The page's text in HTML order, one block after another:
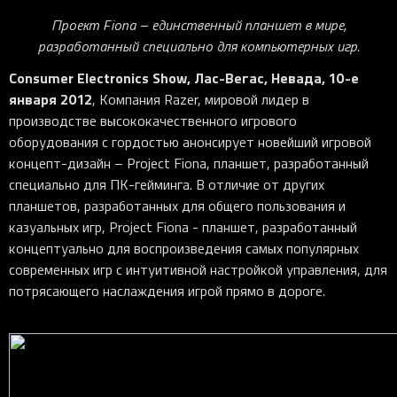
Аксессуары
Новинки
Аксессуары для мышей
Игровые мыши
Аксессуары для клавиатур
Все клавиатуры
Аксессуары для аудио
Все аудио для ПК
Kiyo
Контроллеры
Освещение
Ripsaw
Все устройства
Firefly
HyperFlux V2
Strider
Sphex
Gigantus
Pro Glide
Pro Click V2 Vertical
Pro Type Ergo
Pro Type
Pro Glide XXL
Аксессуары
Коллаборации
Софт
Synapse 4
Synapse 3
Chroma™ RGB
THX Spatial
7.1 Sound
Synapse 2 Legacy
Virtual Ring Light
Streamer Companion App
Игровые ивенты
Проект Fiona– единственный планшет в мире,
разработанный специально для компьютерных игр.
Consumer Electronics Show, Лас-Вегас, Невада, 10-е
января 2012, Компания Razer, мировой лидер в
производстве высококачественного игрового
оборудования с гордостью анонсирует новейший игровой
концепт-дизайн – Project Fiona, планшет, разработанный
специально для ПК-гейминга. В отличие от других
планшетов, разработанных для общего пользования и
казуальных игр, Project Fiona - планшет, разработанный
концептуально для воспроизведения самых популярных
современных игр с интуитивной настройкой управления, для
потрясающего наслаждения игрой прямо в дороге.